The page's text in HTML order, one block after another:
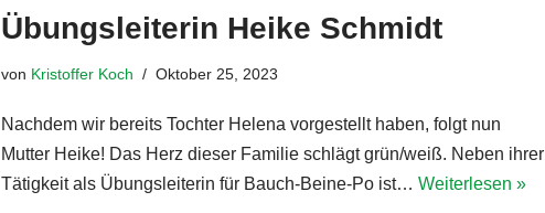
Übungsleiterin Heike Schmidt
von Kristoffer Koch Oktober 25, 2023
Nachdem wir bereits Tochter Helena vorgestellt haben, folgt nun
Mutter Heike! Das Herz dieser Familie schlägt grün/weiß. Neben ihrer
Tätigkeit als Übungsleiterin für Bauch-Beine-Po ist…Weiterlesen »